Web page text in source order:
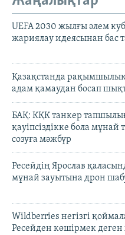
UEFA 2030 жылғы әлем
жариялау идеясынан бас
Қазақстанда
адам қамаудан босап
БАҚ: КҚК танкер
қауіпсіздікке бола мұнай
созуға мәжбүр
Ресейдің Ярослав
мұнай зауытына дрон
Wildberries негізгі
Ресейден көшірмек деген